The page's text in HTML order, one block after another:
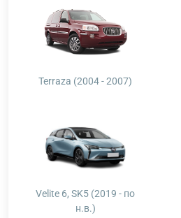
Terraza (2004 - 2007)
Velite 6, SK5 (2019 - по
н.в.)